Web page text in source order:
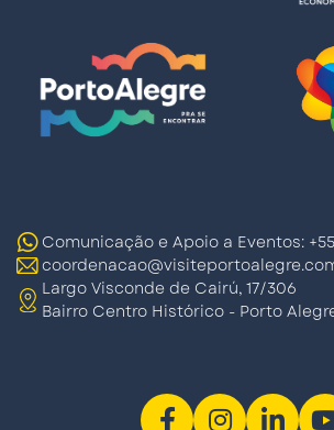
Comunicação e Apoio a Eventos: +55
Largo Visconde de Cairú, 17/306
Bairro Centro Histórico - Porto